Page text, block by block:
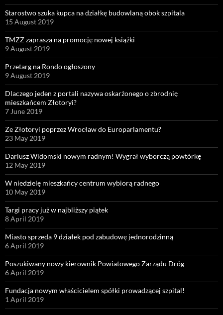
Starostwo szuka kupca na działkę budowlaną obok szpitala
15 August 2019
TMZZ zaprasza na promocję nowej książki
9 August 2019
Przetarg na Rondo ogłoszony
9 August 2019
Dlaczego jeden z portali nazywa oskarżonego o zbrodnię
mieszkańcem Złotoryi?
7 June 2019
Ze Złotoryi poprzez Wrocław do Europarlamentu?
23 May 2019
Dariusz Widomski nowym radnym! Wygrał wyborczą powtórkę
12 May 2019
W niedzielę mieszkańcy centrum wybiorą radnego
10 May 2019
Targi pracy już w najbliższy piątek
8 April 2019
Miasto sprzeda 9 działek pod zabudowę jednorodzinną
6 April 2019
Poszukiwany nowy kierownik Powiatowego Zarządu Dróg
6 April 2019
Fundacja nowym właścicielem spółki prowadzącej szpital!
1 April 2019